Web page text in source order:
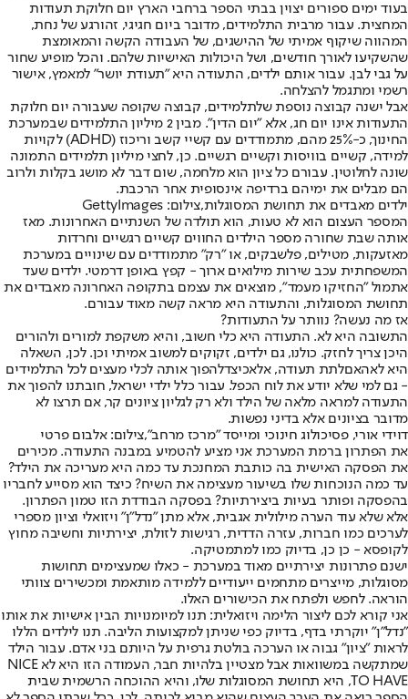
בעוד ימים ספורים יצוין בבתי הספר ברחבי הארץ יום חלוקת תעודות
המחצית. עבור מרבית התלמידים, מדובר ביום חגיגי, זהורגע של נחת,
המהווה שיקוף אמיתי של ההישגים, של העבודה הקשה והמאומצת
שהשקיעו לאורך חודשים, ושל היכולות האישיות שלהם. והכל מופיע שחור
על גבי לבן. עבור אותם ילדים, התעודה היא "תעודת יושר" למאמץ, אישור
רשמי ומתגמל להצלחה.
אבל ישנה קבוצה נוספת שלתלמידים, קבוצה שקופה שעבורה יום חלוקת
התעודות אינו יום חג, אלא "יום הדין". מבין 2 מיליון התלמידים שבמערכת
החינוך, כ-25% מהם, מתמודדים עם קשיי קשב וריכוז (ADHD) לקויות
למידה, קשיים בוויסות וקשיים רגשיים. כן, לחצי מיליון תלמידים התמונה
שונה לחלוטין. עבורם כל ציון הוא מלחמה, שום דבר לא מושג בקלות ולרוב
הם מבלים את ימיהם ברדיפה אינסופית אחר הרכבת.
ילדים מאבדים את תחושת המסוגלות,צילום: GettyImages
המספר העצום הוא לא טעות, הוא תולדה של השנתיים האחרונות. מאז
אותה שבת שחורה מספר הילדים החווים קשיים רגשיים וחרדות
מאזעקות, מטילים, פלשבקים, או "רק" מתמודדים עם שינויים במערכת
המשפחתית עכב שירות מילואים ארוך - קפץ באופן דרמטי. ילדים שעד
אתמול "החזיקו מעמד", מוצאים את עצמם בתקופה האחרונה מאבדים את
תחושת המסוגלות, והתעודה היא מראה קשה מאוד עבורם.
אז מה נעשה? נוותר על התעודות?
התשובה היא לא. התעודה היא כלי חשוב, והיא משקפת למורים ולהורים
היכן צריך לחזק. כולנו, גם ילדים, זקוקים למשוב אמיתי וכן. לכן, השאלה
היא לאהאםלתת תעודה, אלאכיצדלהפוך אותה לכלי מעצים לכל התלמידים
- גם למי שלא יודע את לוח הכפל. עבור כלל ילדי ישראל, חובתנו להפוך את
התעודה למראה מלאה של הילד ולא רק לגליון ציונים קר, אם תרצו לא
מדובר בציונים אלא בדיני נפשות.
דוידי אורי, פסיכולוג חינוכי ומייסד "מרכז מרחב",צילום: אלבום פרטי
את הפתרון ברמת המערכת אני מציע להטמיע במבנה התעודה. מכירים
את הפסקה האישית בה כותבת המחנכת עד כמה היא מעריכה את הילד?
עד כמה הנוכחות שלו בשיעור מעצימה את השיח? כיצד הוא מסייע לחבריו
בהפסקה ופותר בעיות ביצירתיות? בפסקה הבודדת הזו טמון הפתרון.
אלא שלא עוד הערה מילולית אגבית, אלא מתן "נדל"ן" ויזואלי וציון מספרי
לערכים כמו חברות, עזרה הדדית, רגישות לזולת, יצירתיות וחשיבה מחוץ
לקופסא - כן כן, בדיוק כמו למתמטיקה.
ישנם פתרונות יצירתיים מאוד במערכת - כאלו שמעצימים תחושות
מסוגלות, מייצרים מתחמים ייעודיים ללמידה מותאמת ומכשירים צוותי
הוראה. לחפש ולפתח את הכישורים האלו.
אני קורא לכם ליצור הלימה ויזואלית: תנו למיומנויות הבין אישיות את אותו
"נדל"ן" יוקרתי בדף, בדיוק כפי שניתן למקצועות הליבה. תנו לילדים הללו
לראות "ציון" גבוה או הערכה בולטת גרפית על היותם בני אדם. עבור הילד
שמתקשה במשוואות אבל מצטיין בלהיות חבר, העמודה הזו היא לא NICE
TO HAVE, היא תחושת המסוגלות שלו, והיא ההוכחה הרשמית שבית